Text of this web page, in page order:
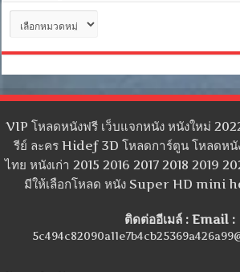
หมู่
VIP โหลดหนังฟรี เว็บแจกหนัง หนังใหม่
รีย์ ละคร Hidef 3D โหลดการ์ตูน โหลดหนั
ไทย หนังเก่า 2015 2016 2017 2018 2019
มีให้เลือกโหลด หนัง Super HD mini
ติดต่ออีเมล์ : Email :